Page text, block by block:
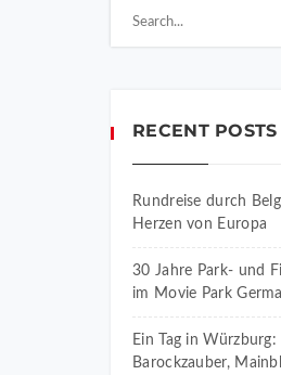
RECENT POSTS
Rundreise durch
Herzen von Europa
30 Jahre Park- und
im Movie Park
Ein Tag in Würzburg:
Barockzauber,